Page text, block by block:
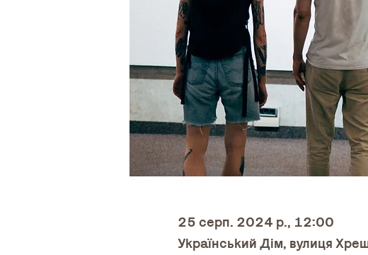
25 серп. 2024 р., 12:00
Український Дім, вулиця